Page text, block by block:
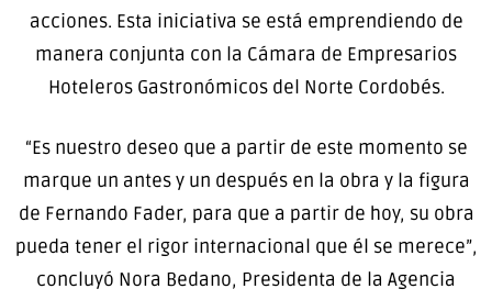
acciones. Esta iniciativa se está emprendiendo de
manera conjunta con la Cámara de Empresarios
Hoteleros Gastronómicos del Norte Cordobés.
“Es nuestro deseo que a partir de este momento se
marque un antes y un después en la obra y la figura
de Fernando Fader, para que a partir de hoy, su obra
pueda tener el rigor internacional que él se merece”,
concluyó Nora Bedano, Presidenta de la Agencia